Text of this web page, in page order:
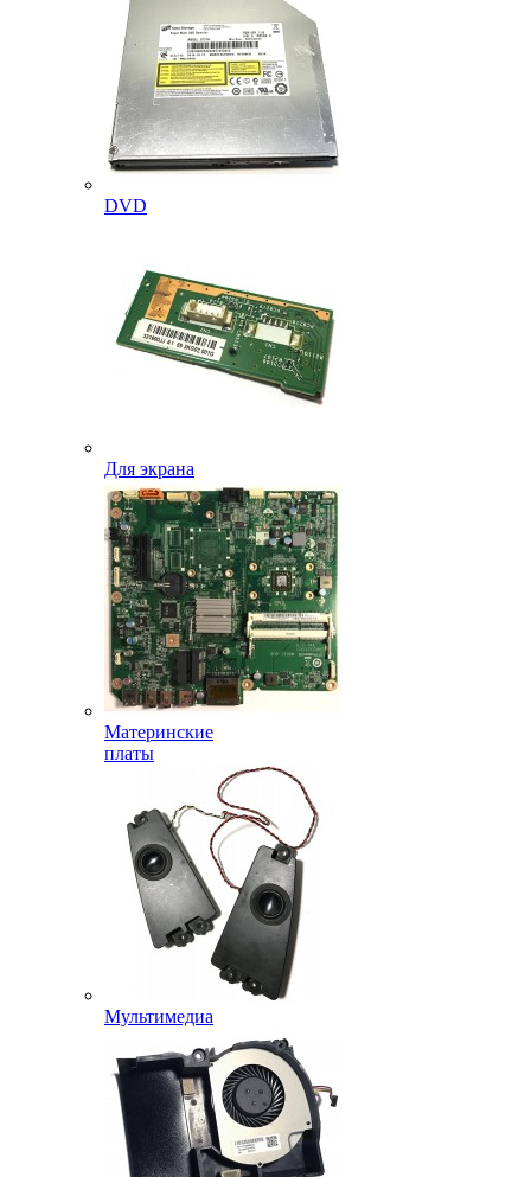
DVD
Для экрана
Материнские
платы
Мультимедиа